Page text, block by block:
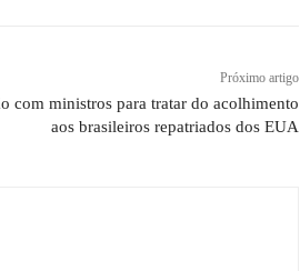
Próximo artigo
com ministros para tratar do acolhimento
aos brasileiros repatriados dos EUA